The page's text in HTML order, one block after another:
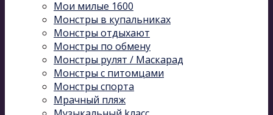
Мои милые 1600
Монстры в купальниках
Монстры отдыхают
Монстры по обмену
Монстры рулят / Маскарад
Монстры с питомцами
Монстры спорта
Мрачный пляж